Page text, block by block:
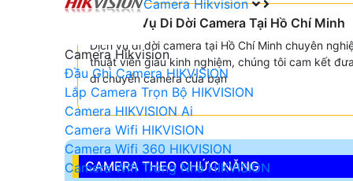
Camera Hikvision
Camera Hikvision
Đầu Ghi Camera HIKVISION
Lắp Camera Trọn Bộ HIKVISION
Camera HIKVISION Ai
Camera Wifi HIKVISION
Camera Wifi 360 HIKVISION
Camera Wifi Trong Nhà HIKVISION
🤵 Dịch Vụ Di Dời Camera Tại Hồ Chí Minh
Dịch vụ di dời camera tại Hồ Chí Minh chuyên
thuật viên giàu kinh nghiệm, chúng tôi cam kết
di chuyển camera của bạn
CAMERA THEO CHỨC NĂNG